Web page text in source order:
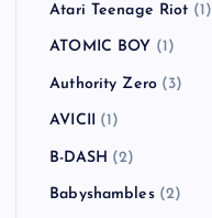
Atari Teenage Riot (1)
ATOMIC BOY (1)
Authority Zero (3)
AVICII (1)
B-DASH (2)
Babyshambles(2)